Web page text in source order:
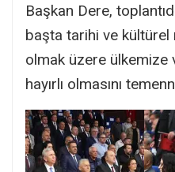
Başkan Dere,
başta tarihi ve kültürel
olmak üzere ülkemize
hayırlı olmasını